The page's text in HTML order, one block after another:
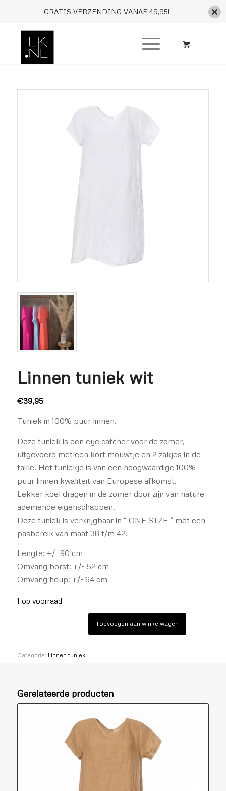
Linnen tuniek wit
€39,95
Tuniek in 100% puur linnen.
Deze tuniek is een eye catcher voor de zomer,
uitgevoerd met een kort mouwtje en 2 zakjes in de
taille. Het tuniekje is van een hoogwaardige 100%
puur linnen kwaliteit van Europese afkomst.
Lekker koel dragen in de zomer door zijn van nature
ademende eigenschappen.
Deze tuniek is verkrijgbaar in “ ONE SIZE “ met een
pasbereik van maat 38 t/m 42.
Lengte: +/- 90 cm
Omvang borst: +/- 52 cm
Omvang heup: +/- 64 cm
1 op voorraad
Toevoegen aan winkelwagen
Categorie: Linnen tuniek
Gerelateerde producten
GRATIS VERZENDING VANAF 49,95!